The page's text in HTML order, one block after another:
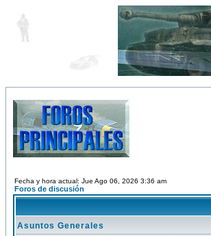
Fecha y hora actual: Jue Ago 06, 2026 3:36 am
Foros de discusión
Asuntos Generales